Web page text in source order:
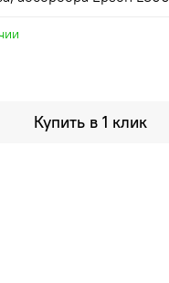
Купить в 1 клик